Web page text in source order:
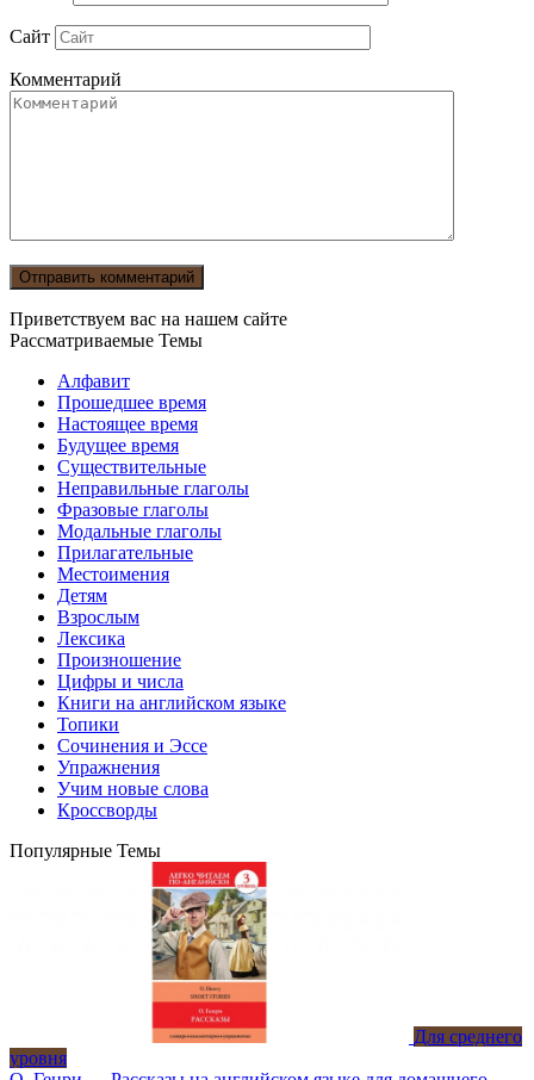
Сайт
Комментарий
Приветствуем вас на нашем сайте
Рассматриваемые Темы
Алфавит
Прошедшее время
Настоящее время
Будущее время
Существительные
Неправильные глаголы
Фразовые глаголы
Модальные глаголы
Прилагательные
Местоимения
Детям
Взрослым
Лексика
Произношение
Цифры и числа
Книги на английском языке
Топики
Сочинения и Эссе
Упражнения
Учим новые слова
Кроссворды
Популярные Темы
Для среднего
уровня